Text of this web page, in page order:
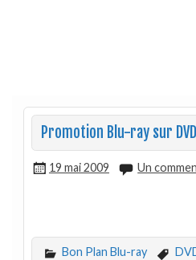
Promotion Blu-ray sur
19 mai 2009 Un
Bon Plan Blu-ray